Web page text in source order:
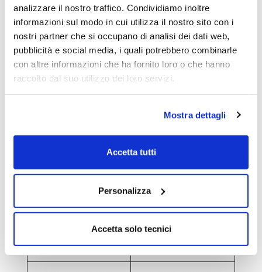
analizzare il nostro traffico. Condividiamo inoltre
informazioni sul modo in cui utilizza il nostro sito con i
nostri partner che si occupano di analisi dei dati web,
pubblicità e social media, i quali potrebbero combinarle
con altre informazioni che ha fornito loro o che hanno
raccolto dal suo utilizzo dei loro servizi.
Mostra dettagli
Accetta tutti
Personalizza
Accetta solo tecnici
Isin IE000FN81QD2
Ter 0,85%
Quotazione su
Borsa Italiana
25/11/2021
Spread bid-ask Contenuto